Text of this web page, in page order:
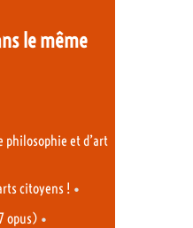
le même
philosophie et d’art
citoyens ! •
opus) •